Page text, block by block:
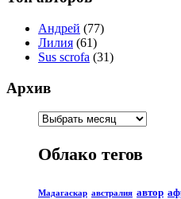
Андрей (77)
Лилия (61)
Sus scrofa (31)
Архив
Облако тегов
Мадагаскар австралия автор